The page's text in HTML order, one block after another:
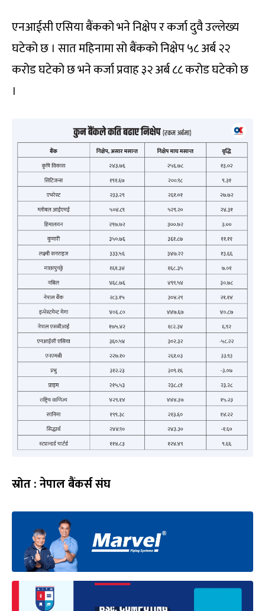
एनआईसी एसिया बैंकको भने निक्षेप र कर्जा दुवै उल्लेख्य
घटेको छ । सात महिनामा सो बैंकको निक्षेप ५८ अर्ब २२
करोड घटेको छ भने कर्जा प्रवाह ३२ अर्ब ८८ करोड घटेको छ
।
स्रोत : नेपाल बैंकर्स संघ